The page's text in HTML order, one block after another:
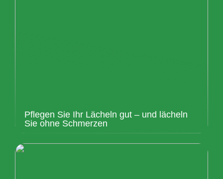
Pflegen Sie Ihr Lächeln gut – und lächeln
Sie ohne Schmerzen